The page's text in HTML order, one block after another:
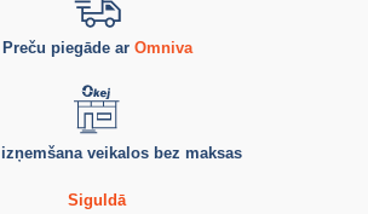
Preču piegāde ar Omniva
veikalos bez maksas
Siguldā